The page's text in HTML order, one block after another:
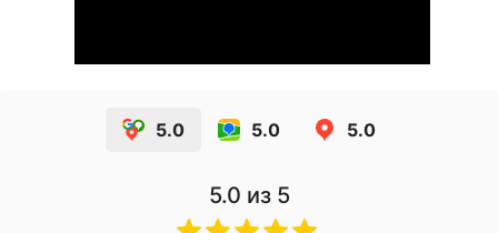
5.0 5.0 5.0
5.0 из 5